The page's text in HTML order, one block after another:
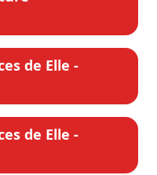
de Elle -
de Elle -